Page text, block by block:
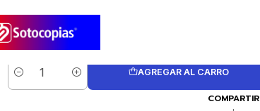
FRIA
Cantidad
AGREGAR AL CARRO
COMPARTIR